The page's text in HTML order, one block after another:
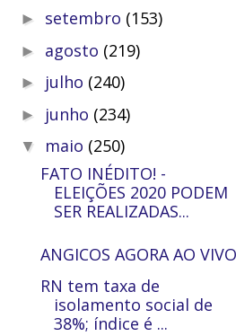
► setembro (153)
► agosto (219)
► julho (240)
► junho (234)
▼ maio (250)
FATO INÉDITO! -
ELEIÇÕES 2020 PODEM
SER REALIZADAS...
ANGICOS AGORA AO VIVO
RN tem taxa de
isolamento social de
38%; índice é ...